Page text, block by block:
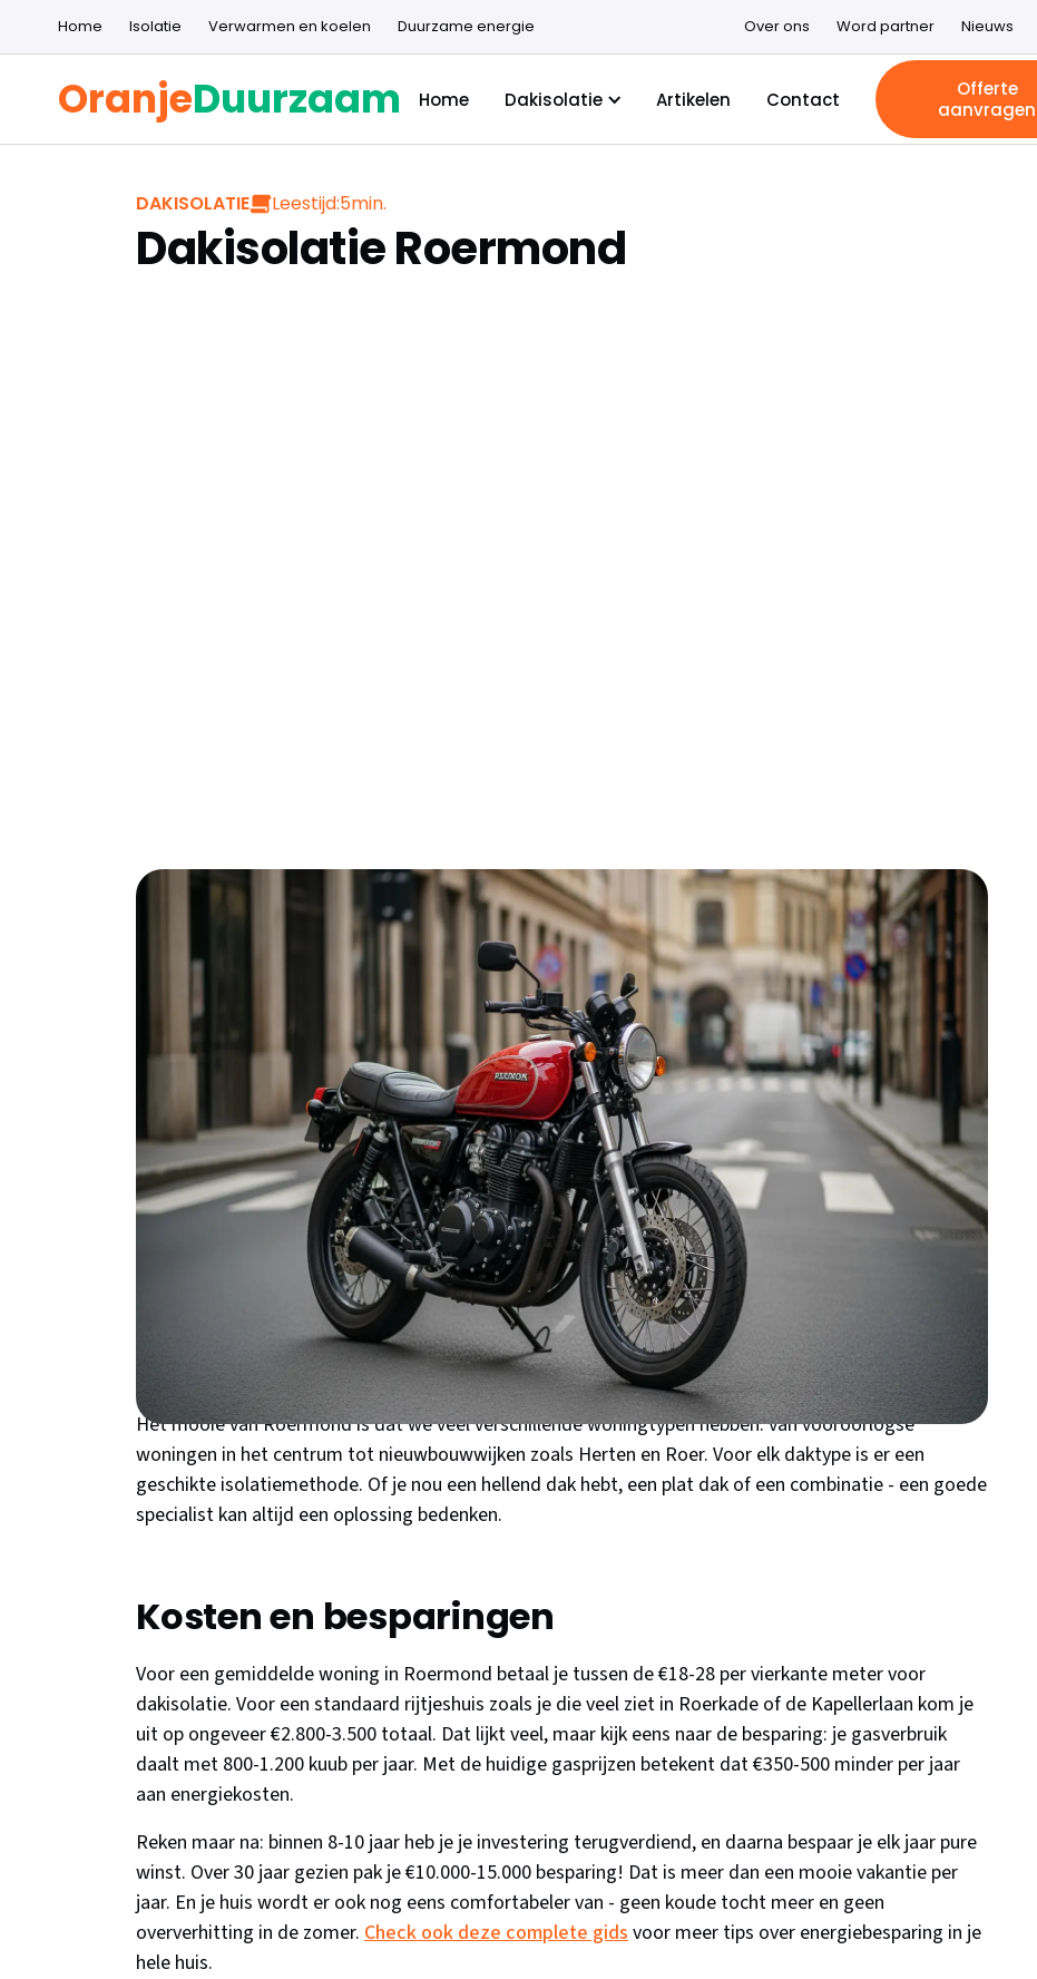
Home Isolatie Verwarmen en koelen Duurzame energie Over ons Word partner Nieuws
OranjeDuurzaam Home Dakisolatie Artikelen Contact
Offerte
aanvragen
DAKISOLATIE Leestijd:5min.
Dakisolatie Roermond
Woon je in Roermond en wil je flink besparen op je energierekening? Dakisolatie is dé investering
die zichzelf binnen 8-12 jaar terugverdient. Met de huidige energieprijzen bespaar je gemakkelijk
€300-500 per jaar op je gasrekening, plus je pakt vaak €500-700 subsidie mee!
Waarom kiezen voor dakisolatie in Roermond?
Woon je in een jaren '70 woning in de Donderberg of een rijtjeshuis in Roerkade? Dan verlies je
waarschijnlijk een hoop warmte via je dak. Het Limburgse klimaat kent koude, vochtige winters en
warme zomers - precies het weer waarbij dakisolatie echt zijn geld waard is. Via een ongeïsoleerd dak
verdwijnt maar liefst 25-30% van je warmte naar buiten. Dat is pure geldverspilling! Veel woningen in
wijken als Vroendaal en Binnenstad hebben nog originele daken zonder isolatie. Met de huidige
gasprijzen betekent dat honderden euro's extra per winter. Dakisolatie zorgt trouwens niet alleen voor
warmte in de winter - in de zomer houdt het je huis lekker koel. Ideaal voor die warme Limburgse
zomers!
Het mooie van Roermond is dat we veel verschillende woningtypen hebben: van vooroorlogse
woningen in het centrum tot nieuwbouwwijken zoals Herten en Roer. Voor elk daktype is er een
geschikte isolatiemethode. Of je nou een hellend dak hebt, een plat dak of een combinatie - een goede
specialist kan altijd een oplossing bedenken.
Kosten en besparingen
Voor een gemiddelde woning in Roermond betaal je tussen de €18-28 per vierkante meter voor
dakisolatie. Voor een standaard rijtjeshuis zoals je die veel ziet in Roerkade of de Kapellerlaan kom je
uit op ongeveer €2.800-3.500 totaal. Dat lijkt veel, maar kijk eens naar de besparing: je gasverbruik
daalt met 800-1.200 kuub per jaar. Met de huidige gasprijzen betekent dat €350-500 minder per jaar
aan energiekosten.
Reken maar na: binnen 8-10 jaar heb je je investering terugverdiend, en daarna bespaar je elk jaar pure
winst. Over 30 jaar gezien pak je €10.000-15.000 besparing! Dat is meer dan een mooie vakantie per
jaar. En je huis wordt er ook nog eens comfortabeler van - geen koude tocht meer en geen
oververhitting in de zomer. Check ook deze complete gidsvoor meer tips over energiebesparing in je
hele huis.